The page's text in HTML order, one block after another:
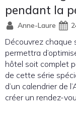
pendant la
Anne-Laure
Découvrez chaque
permettra
hôtel soit complet
de cette série
d’un calendrier de
créer un rendez-